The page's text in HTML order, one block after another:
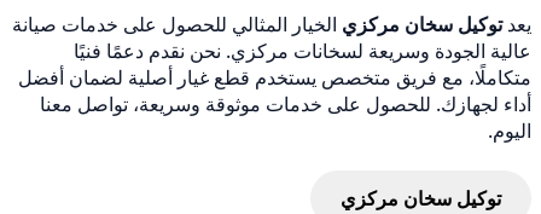
يعدتوكيل سخان مركزي الخيار المثالي للحصول على خدمات صيانة
عالية الجودة وسريعة لسخانات مركزي. نحن نقدم دعمًا فنيًا
متكاملًا، مع فريق متخصص يستخدم قطع غيار أصلية لضمان أفضل
أداء لجهازك. للحصول على خدمات موثوقة وسريعة، تواصل معنا
اليوم.
توكيل سخان مركزي